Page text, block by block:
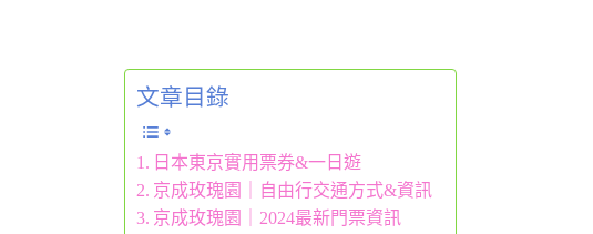
文章目錄
日本東京實用票券&一日遊
京成玫瑰園｜自由行交通方式&資訊
京成玫瑰園｜2024最新門票資訊